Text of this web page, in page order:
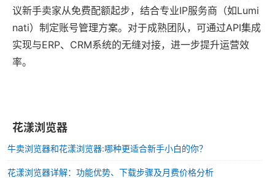
议新手卖家从免费配额起步，结合专业IP服务商（如Lumi
nati）制定账号管理方案。对于成熟团队，可通过API集成
实现与ERP、CRM系统的无缝对接，进一步提升运营效
率。
花漾浏览器
牛卖浏览器和花漾浏览器:哪种更适合新手小白的你？
花漾浏览器详解：功能优势、下载步骤及月费价格分析